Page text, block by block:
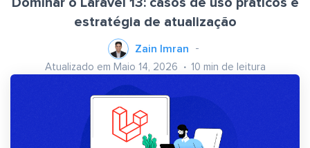
Dominar o Laravel 13: casos de uso práticos e
estratégia de atualização
Zain Imran
Atualizado em Maio 14, 2026 10 min de leitura